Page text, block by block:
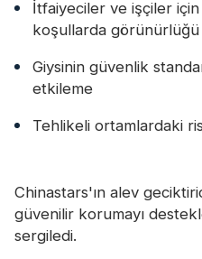
İtfaiyeciler ve işçiler için
koşullarda görünürlüğü
Giysinin güvenlik
etkileme
Tehlikeli ortamlardaki
Chinastars'ın alev
güvenilir korumayı
sergiledi.